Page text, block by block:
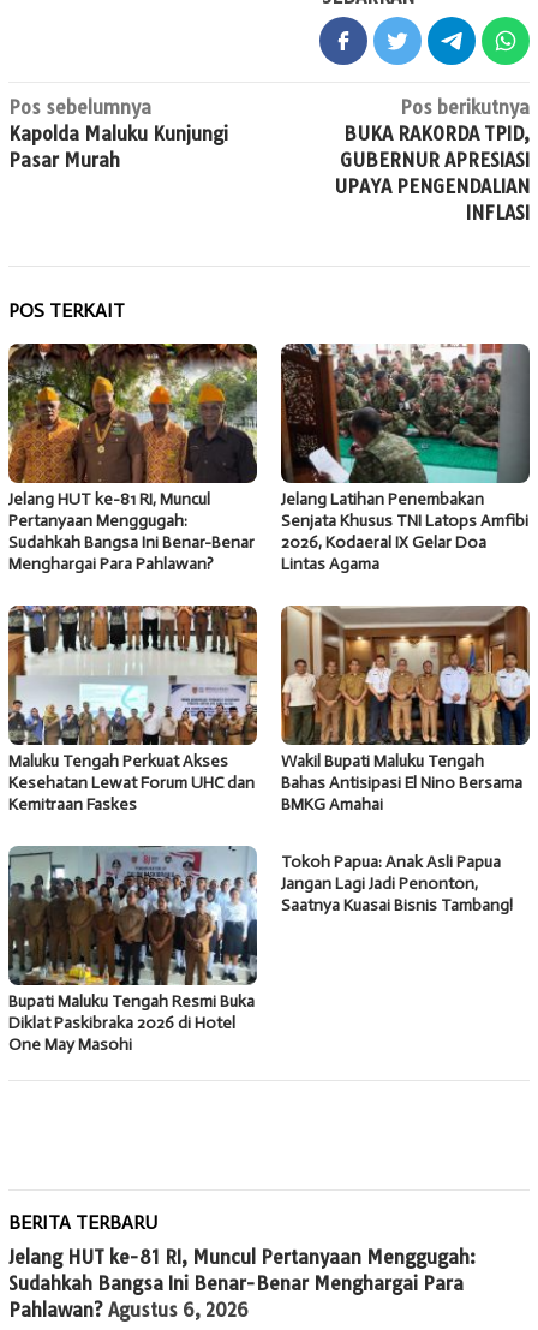
Navigasi
pos
Pos sebelumnya
Kapolda Maluku Kunjungi
Pasar Murah
Pos berikutnya
BUKA RAKORDA TPID,
GUBERNUR APRESIASI
UPAYA PENGENDALIAN
INFLASI
POS TERKAIT
Jelang HUT ke-81 RI, Muncul
Pertanyaan Menggugah:
Sudahkah Bangsa Ini Benar-Benar
Menghargai Para Pahlawan?
Jelang Latihan Penembakan
Senjata Khusus TNI Latops Amfibi
2026, Kodaeral IX Gelar Doa
Lintas Agama
Maluku Tengah Perkuat Akses
Kesehatan Lewat Forum UHC dan
Kemitraan Faskes
Wakil Bupati Maluku Tengah
Bahas Antisipasi El Nino Bersama
BMKG Amahai
Bupati Maluku Tengah Resmi Buka
Diklat Paskibraka 2026 di Hotel
One May Masohi
Tokoh Papua: Anak Asli Papua
Jangan Lagi Jadi Penonton,
Saatnya Kuasai Bisnis Tambang!
BERITA TERBARU
Jelang HUT ke-81 RI, Muncul Pertanyaan Menggugah:
Sudahkah Bangsa Ini Benar-Benar Menghargai Para
Pahlawan? Agustus 6, 2026